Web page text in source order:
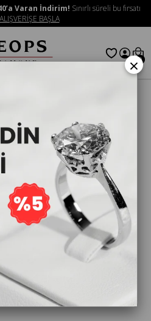
Varan İndirim! Sınırlı süreli bu fırsatı
ALIŞVERİŞE BAŞLA
0
×